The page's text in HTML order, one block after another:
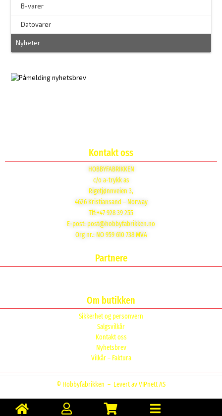
B-varer
Datovarer
Nyheter
Kontakt oss
HOBBYFABRIKKEN
c/o a-trykk as
Rigetjønnveien 3,
4626 Kristiansand – Norway
Tlf:+47 928 39 255
E-post: post@hobbyfabrikken.no
Org nr.: NO 959 610 738 MVA
Partnere
Om butikken
Sikkerhet og personvern
Salgsvilkår
Kontakt oss
Nyhetsbrev
Vilkår – Faktura
© Hobbyfabrikken – Levert av VIPnett AS